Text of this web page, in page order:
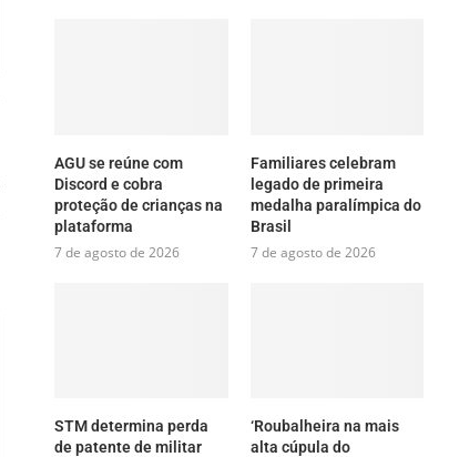
AGU se reúne com
Discord e cobra
proteção de crianças na
plataforma
7 de agosto de 2026
Familiares celebram
legado de primeira
medalha paralímpica do
Brasil
7 de agosto de 2026
STM determina perda
de patente de militar
‘Roubalheira na mais
alta cúpula do